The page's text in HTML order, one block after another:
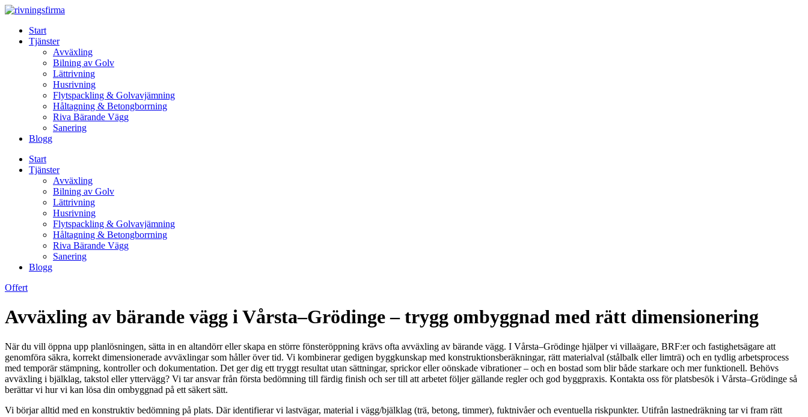
Skip
contentStart
Tjänster
Avväxling
Bilning av Golv
Lättrivning
Husrivning
Flytspackling & Golvavjämning
Håltagning & Betongborrning
Riva Bärande Vägg
Sanering
Blogg
Start
Tjänster
Avväxling
Bilning av Golv
Lättrivning
Husrivning
Flytspackling & Golvavjämning
Håltagning & Betongborrning
Riva Bärande Vägg
Sanering
Blogg
Offert
Avväxling av bärande vägg i Vårsta–Grödinge – trygg ombyggnad med rätt dimensionering
När du vill öppna upp planlösningen, sätta in en altandörr eller skapa en större fönsteröppning krävs ofta avväxling av bärande vägg. I Vårsta–Grödinge hjälper vi villaägare, BRF:er och fastighetsägare att
genomföra säkra, korrekt dimensionerade avväxlingar som håller över tid. Vi kombinerar gedigen byggkunskap med konstruktionsberäkningar, rätt materialval (stålbalk eller limträ) och en tydlig arbetsprocess
med temporär stämpning, kontroller och dokumentation. Det ger dig ett tryggt resultat utan sättningar, sprickor eller oönskade vibrationer – och en bostad som blir både starkare och mer funktionell. Behövs
avväxling i bjälklag, takstol eller yttervägg? Vi tar ansvar från första bedömning till färdig finish och ser till att arbetet följer gällande regler och god byggpraxis. Kontakta oss för platsbesök i Vårsta–Grödinge så
berättar vi hur vi kan lösa din ombyggnad på ett säkert sätt.
Vi börjar alltid med en konstruktiv bedömning på plats. Där identifierar vi lastvägar, material i vägg/bjälklag (trä, betong, timmer), fuktnivåer och eventuella riskpunkter. Utifrån lastnedräkning tar vi fram rätt